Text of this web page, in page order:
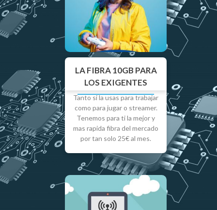
LA FIBRA 10GB PARA
LOS EXIGENTES
Tanto si la usas para trabajar
como para jugar o streamer.
Tenemos para ti la mejor y
mas rapida fibra del mercado
por tan solo 25€ al mes.